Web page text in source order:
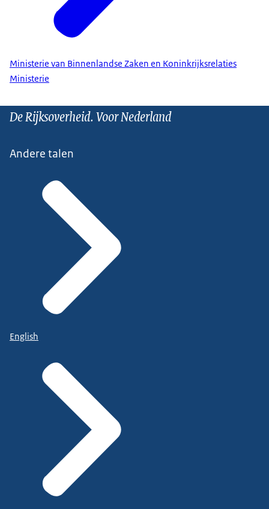
Ministerie van Binnenlandse Zaken en Koninkrijksrelaties
Ministerie
De Rijksoverheid. Voor Nederland
Andere talen
English